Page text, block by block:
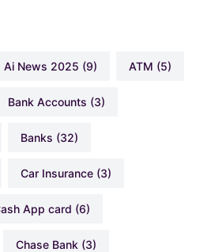
Ai News 2025 (9) ATM (5)
Bank Accounts (3)
Banks (32)
Car Insurance (3)
Cash App card (6)
Chase Bank (3)